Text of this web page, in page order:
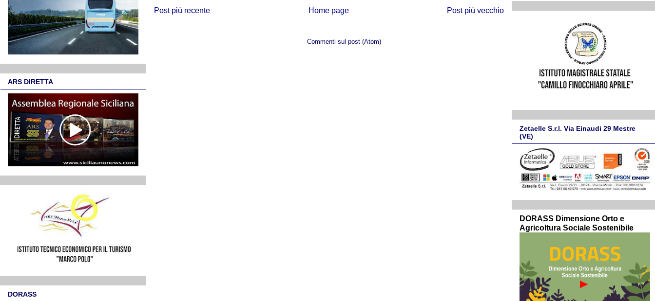
Post più recente Post più vecchio
Home page
Commenti sul post (Atom)
ARS DIRETTA
DORASS
Zetaelle S.r.l. Via Einaudi 29 Mestre
(VE)
DORASS Dimensione Orto e
Agricoltura Sociale Sostenibile